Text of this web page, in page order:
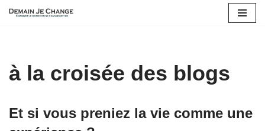
à la croisée des blogs
Et si vous preniez la vie comme une